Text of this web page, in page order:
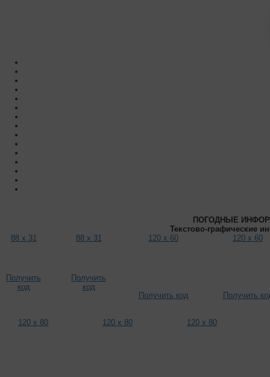
ПОГОДНЫЕ
Текстово-графические
88 x 31
Получить
код
88 x 31
Получить
код
120 x 60
Получить код
120 x 60
Получить
120 x 80 120 x 80 120 x 80